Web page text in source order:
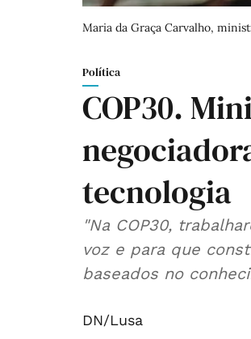
Maria da Graça Carvalho,
Política
COP30.
tecnologia
"Na COP30,
voz e para que
baseados no
DN/Lusa